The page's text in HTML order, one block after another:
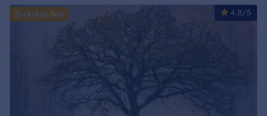
4.8/5
Ексклюзивно